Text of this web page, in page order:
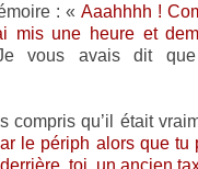
: « Aaahhhh !
mis une heure et
vous avais dit que
compris qu’il était
le périph alors que tu
toi, un ancien